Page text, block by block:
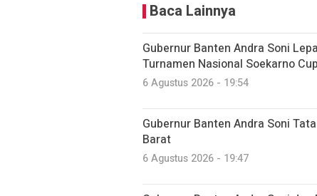
Baca Lainnya
Gubernur Banten Andra Soni
Turnamen Nasional Soekarno Cup
6 Agustus 2026 - 19:54
Gubernur Banten Andra Soni
Barat
6 Agustus 2026 - 19:47